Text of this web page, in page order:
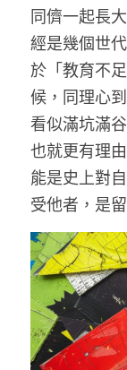
同儕一起長
經是幾個世
於「教育不
候，同理心
看似滿坑滿
也就更有理
能是史上對
受他者，是